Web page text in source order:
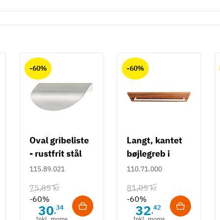
-60%
Oval gribeliste
- rustfrit stål
115.89.021
75,85 kr
-60%
30,34
-60%
Langt, kantet
bøjlegreb i
rustfrit stål m/
- 490 mm
110.71.000
81,05 kr
-60%
32,42